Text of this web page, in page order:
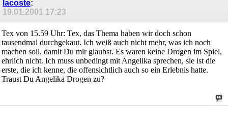
lacoste:
19.01.2001 17:23
Tex von 15.59 Uhr: Tex, das Thema haben wir doch schon
tausendmal durchgekaut. Ich weiß auch nicht mehr, was ich noch
machen soll, damit Du mir glaubst. Es waren keine Drogen im Spiel,
ehrlich nicht. Ich muss unbedingt mit Angelika sprechen, sie ist die
erste, die ich kenne, die offensichtlich auch so ein Erlebnis hatte.
Traust Du Angelika Drogen zu?